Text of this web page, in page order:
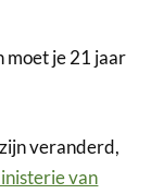
moet je 21 jaar
veranderd,
van